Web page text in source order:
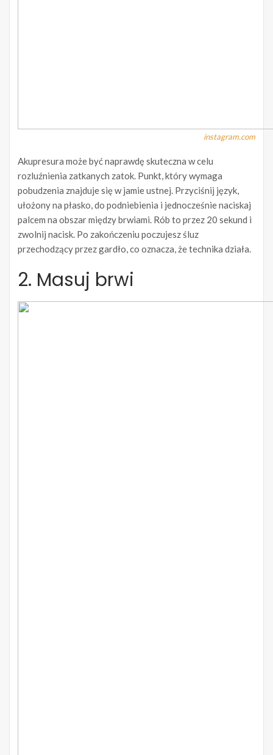
instagram.com
Akupresura może być naprawdę skuteczna w celu
rozluźnienia zatkanych zatok. Punkt, który wymaga
pobudzenia znajduje się w jamie ustnej. Przyciśnij język,
ułożony na płasko, do podniebienia i jednocześnie naciskaj
palcem na obszar między brwiami. Rób to przez 20 sekund i
zwolnij nacisk. Po zakończeniu poczujesz śluz
przechodzący przez gardło, co oznacza, że technika działa.
2. Masuj brwi